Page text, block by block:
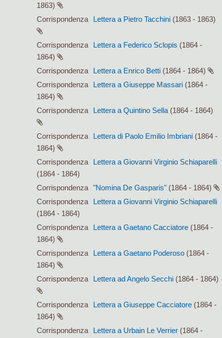
1863)
Corrispondenza
Lettera a Pietro Tacchini (1863 - 1863)
Corrispondenza Lettera a Federico Sclopis (1864 -
1864)
Corrispondenza
Lettera a Enrico Betti (1864 - 1864)
Corrispondenza
Lettera a Giuseppe Massari (1864 -
1864)
Corrispondenza
Lettera a Quintino Sella (1864 - 1864)
Corrispondenza Lettera di Paolo Emilio Imbriani (1864 -
1864)
Corrispondenza
Lettera a Giovanni Virginio Schiaparelli
(1864 - 1864)
Corrispondenza
"Nomina De Gasparis" (1864 - 1864)
Corrispondenza
Lettera a Giovanni Virginio Schiaparelli
(1864 - 1864)
Corrispondenza
Lettera a Gaetano Cacciatore (1864 -
1864)
Corrispondenza
Lettera a Gaetano Poderoso (1864 -
1864)
Corrispondenza
Lettera ad Angelo Secchi (1864 - 1864)
Corrispondenza Lettera a Giuseppe Cacciatore (1864 -
1864)
Corrispondenza
Lettera a Urbain Le Verrier (1864 -